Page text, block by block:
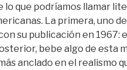
lo que podríamos llamar
La primera, uno
su publicación en 1967:
bebe algo de esta
anclado en el realismo